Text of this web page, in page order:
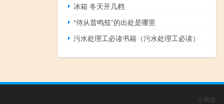
冰箱 冬天开几档
“侍从昔鸣笳”的出处是哪里
污水处理工必读书籍（污水处理工必读）
小男孩